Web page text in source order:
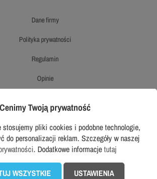
dane firmy
polityka prywatności
regulamin
opinie
prawo odstąpienia od umowy
Cenimy Twoją prywatność
stosujemy pliki cookies i podobne technologie,
do personalizacji reklam. Szczegóły w naszej
. Dodatkowe informacjetutaj
WSZYSTKIE USTAWIENIA